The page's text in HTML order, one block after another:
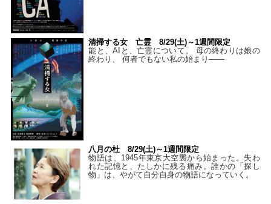
清掃する女 亡霊 8/29(土)～1週間限定
能と、AIと、亡霊について。 母の終わりは娘の
終わり、 何者でもない私の始まり――
八月の杜 8/29(土)～1週間限定
物語は、1945年東京大空襲から始まった。失わ
れた記憶と、たしかに残る痛み。誰かの「探し
物」は、やがて自分自身の物語になっていく。